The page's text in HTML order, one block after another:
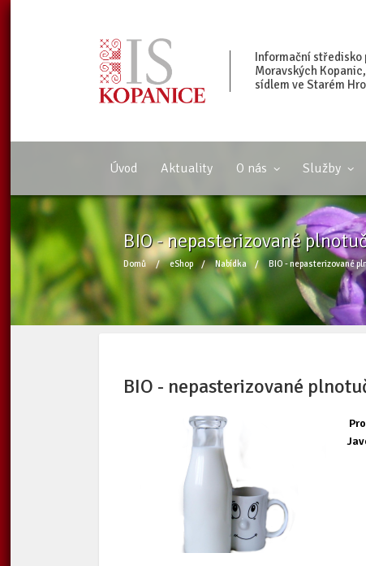
Informační středisko
Moravských
sídlem ve Starém
Úvod Aktuality O nás Služby
BIO - nepasterizované
Domů / eShop / Nabídka / BIO - nepasterizované
BIO - nepasterizované